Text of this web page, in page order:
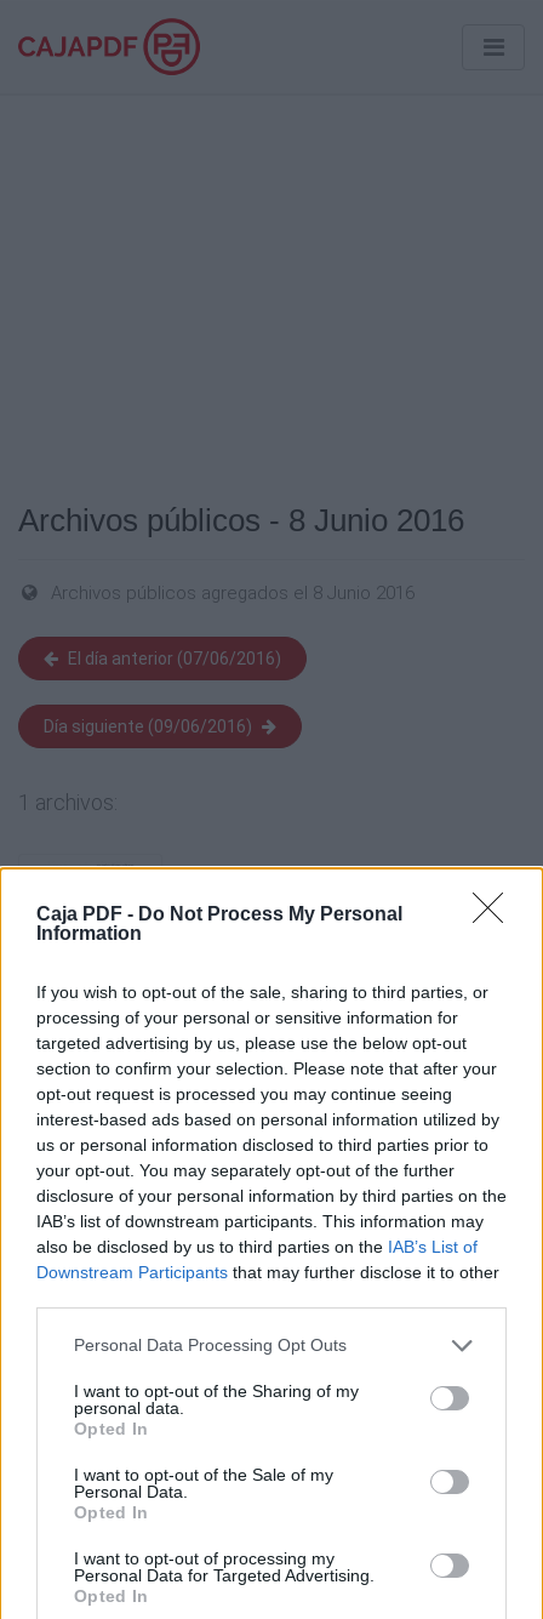
Caja PDF - Do Not Process My Personal
Information
If you wish to opt-out of the sale, sharing to third parties, or
processing of your personal or sensitive information for
targeted advertising by us, please use the below opt-out
section to confirm your selection. Please note that after your
opt-out request is processed you may continue seeing
interest-based ads based on personal information utilized by
us or personal information disclosed to third parties prior to
your opt-out. You may separately opt-out of the further
disclosure of your personal information by third parties on the
IAB’s list of downstream participants. This information may
also be disclosed by us to third parties on the IAB’s List of
Downstream Participants that may further disclose it to other
Personal Data Processing Opt Outs
I want to opt-out of the Sharing of my
personal data.
Opted In
I want to opt-out of the Sale of my
Personal Data.
Opted In
I want to opt-out of processing my
Personal Data for Targeted Advertising.
Opted In
Archivos públicos - 8 Junio 2016
Archivos públicos agregados el 8 Junio 2016
El día anterior (07/06/2016)
Día siguiente (09/06/2016)
1 archivos:
CVEU05201634 KB, 1 página
Los archivos en esta página ha sido compartidos por los usuarios del sitio.
Caja PDFes una plataforma de gestión de documentos en línea domiciliada
en Francia y cumpliendo estrictamente con las leyes nacionales y europeas.
Al tener una función legal de intermediario técnico neutral, los contenidos
compartidos por los usuarios del sitio no se moderan a priori.
Informar de un contenido abusivo o ilegal
Caja PDF
Sobre Caja PDF
Caja de instrumento
Preguntas frecuentes
Términos de Uso del sitio
Contacto